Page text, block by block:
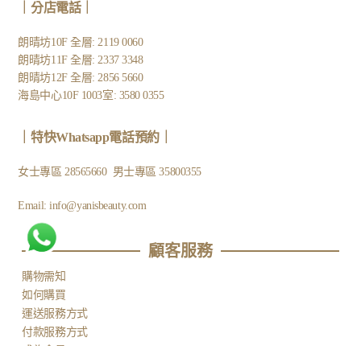
分店電話｜
朗晴坊10F 全層: 2119 0060
朗晴坊11F 全層: 2337 3348
朗晴坊12F 全層: 2856 5660
海島中心10F 1003室: 3580 0355
特快Whatsapp電話預約｜
女士專區28565660 男士專區35800355
Email:info@yanisbeauty.com
顧客服務​
購物需知
如何購買
運送服務方式
付款服務方式